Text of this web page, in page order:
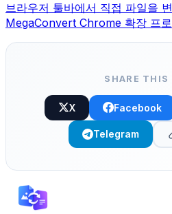
브라우저 툴바에서 직접 파일을
MegaConvert Chrome 확장 프
든 도구에 즉시 액세스하세요.
SHARE THIS
X Facebook
Telegram